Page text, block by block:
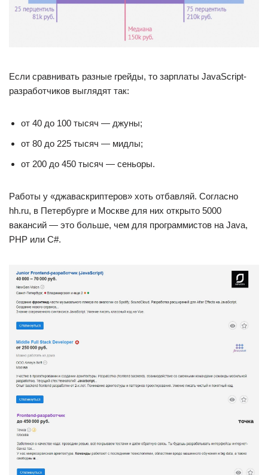
Если сравнивать разные грейды, то зарплаты JavaScript-
разработчиков выглядят так:
от 40 до 100 тысяч — джуны;
от 80 до 225 тысяч — мидлы;
от 200 до 450 тысяч — сеньоры.
Работы у «джаваскриптеров» хоть отбавляй. Согласно
hh.ru, в Петербурге и Москве для них открыто 5000
вакансий — это больше, чем для программистов на Java,
PHP или C#.